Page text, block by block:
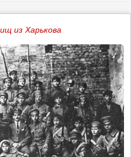
из Харькова